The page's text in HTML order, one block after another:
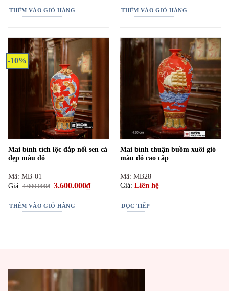
4.000.000₫.
THÊM VÀO GIỎ HÀNG THÊM VÀO GIỎ HÀNG
-10%
Mai bình tích lộc đắp nổi sen cá
đẹp màu đỏ
Mã: MB-01
Giá:4.000.000₫ Giá
4.000.000₫.
3.600.000₫Giá
hiện
THÊM VÀO GIỎ HÀNG
Mai bình thuận buồm xuôi gió
màu đỏ cao cấp
Mã: MB28
Giá: Liên hệ
ĐỌC TIẾP